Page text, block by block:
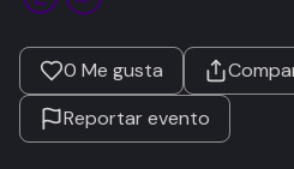
0 Me gusta
Reportar evento